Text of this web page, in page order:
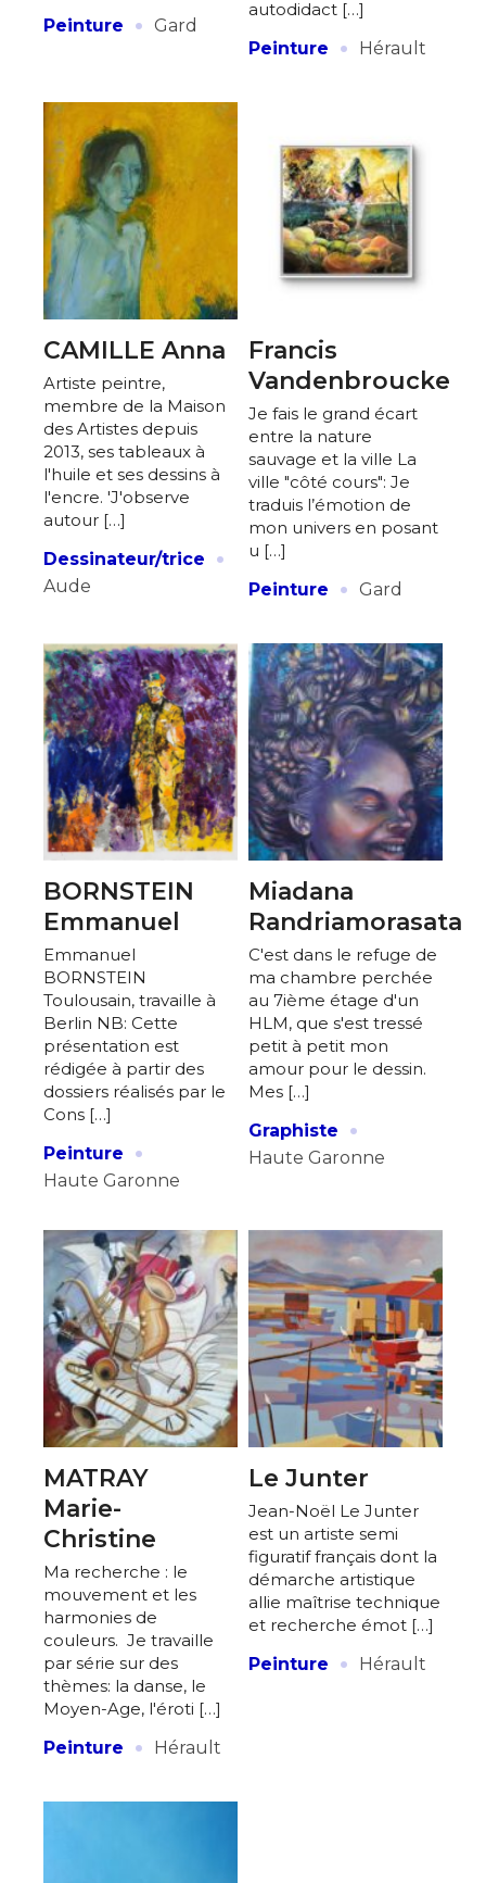
Peinture · Gard
autodidact […]
Peinture
· Hérault
CAMILLE Anna
Artiste peintre,
membre de la Maison
des Artistes depuis
2013, ses tableaux à
l'huile et ses dessins à
l'encre. 'J'observe
autour […]
Dessinateur/trice
·
Aude
Francis
Vandenbroucke
Je fais le grand écart
entre la nature
sauvage et la ville La
ville "côté cours": Je
traduis l’émotion de
mon univers en posant
u […]
Peinture
· Gard
BORNSTEIN
Emmanuel
Emmanuel
BORNSTEIN
Toulousain, travaille à
Berlin NB: Cette
présentation est
rédigée à partir des
dossiers réalisés par le
Cons […]
Peinture
·
Haute Garonne
Miadana
Randriamorasata
C'est dans le refuge de
ma chambre perchée
au 7ième étage d'un
HLM, que s'est tressé
petit à petit mon
amour pour le dessin.
Mes […]
Graphiste
·
Haute Garonne
MATRAY
Marie-
Christine
Ma recherche : le
mouvement et les
harmonies de
couleurs. Je travaille
par série sur des
thèmes: la danse, le
Moyen-Age, l'éroti […]
Peinture
· Hérault
Le Junter
Jean-Noël Le Junter
est un artiste semi
figuratif français dont la
démarche artistique
allie maîtrise technique
et recherche émot […]
Peinture
· Hérault